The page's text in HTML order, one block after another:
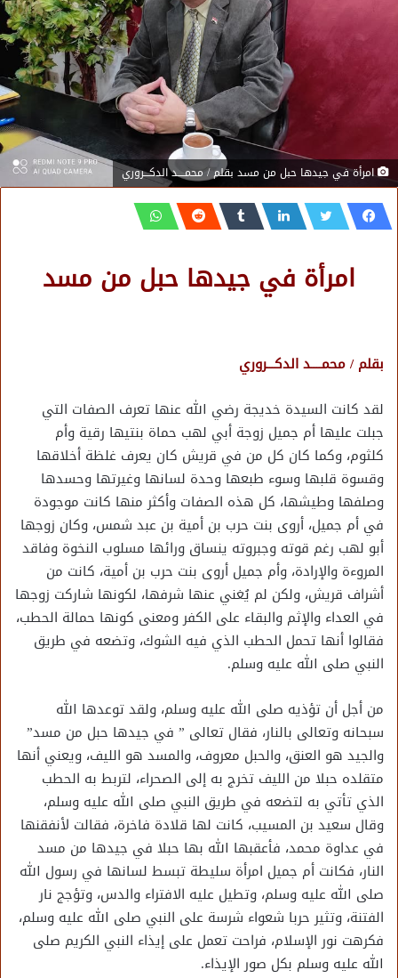
امرأة في جيدها حبل من مسد بقلم / محمــــد الدكـــروري
امرأة في جيدها حبل من مسد
بقلم / محمــــد الدكـــروري
لقد كانت السيدة خديجة رضي الله عنها تعرف الصفات التي
جبلت عليها أم جميل زوجة أبي لهب حماة بنتيها رقية وأم
كلثوم، وكما كان كل من في قريش كان يعرف غلظة أخلاقها
وقسوة قلبها وسوء طبعها وحدة لسانها وغيرتها وحسدها
وصلفها وطيشها، كل هذه الصفات وأكثر منها كانت موجودة
في أم جميل، أروى بنت حرب بن أمية بن عبد شمس، وكان زوجها
أبو لهب رغم قوته وجبروته ينساق ورائها مسلوب النخوة وفاقد
المروءة والإرادة، وأم جميل أروى بنت حرب بن أمية، كانت من
أشراف قريش، ولكن لم يُغني عنها شرفها، لكونها شاركت زوجها
في العداء والإثم والبقاء على الكفر ومعنى كونها حمالة الحطب،
فقالوا أنها تحمل الحطب الذي فيه الشوك، وتضعه في طريق
النبي صلى الله عليه وسلم.
من أجل أن تؤذيه صلى الله عليه وسلم، ولقد توعدها الله
سبحانه وتعالى بالنار، فقال تعالى ” في جيدها حبل من مسد”
والجيد هو العنق، والحبل معروف، والمسد هو الليف، ويعني أنها
متقلده حبلا من الليف تخرج به إلى الصحراء، لتربط به الحطب
الذي تأتي به لتضعه في طريق النبي صلى الله عليه وسلم،
وقال سعيد بن المسيب، كانت لها قلادة فاخرة، فقالت لأنفقنها
في عداوة محمد، فأعقبها الله بها حبلا في جيدها من مسد
النار، فكانت أم جميل امرأة سليطة تبسط لسانها في رسول الله
صلى الله عليه وسلم، وتطيل عليه الافتراء والدس، وتؤجج نار
الفتنة، وتثير حربا شعواء شرسة على النبي صلى الله عليه وسلم،
فكرهت نور الإسلام، فراحت تعمل على إيذاء النبي الكريم صلى
الله عليه وسلم بكل صور الإيذاء.